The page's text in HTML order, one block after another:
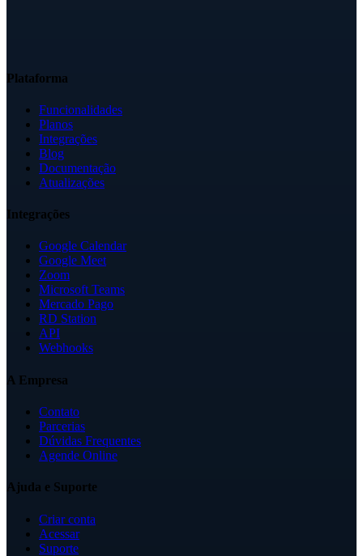
Plataforma
Funcionalidades
Planos
Integrações
Blog
Documentação
Atualizações
Integrações
Google Calendar
Google Meet
Zoom
Microsoft Teams
Mercado Pago
RD Station
API
Webhooks
A Empresa
Contato
Parcerias
Dúvidas Frequentes
Agende Online
Ajuda e Suporte
Criar conta
Acessar
Suporte